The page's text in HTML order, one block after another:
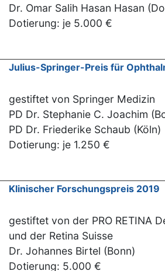
Dr. Omar Salih Hasan Hasan
Dotierung: je 5.000 €
Julius-Springer-Preis für
gestiftet von Springer Medizin
PD Dr. Stephanie C. Joachim
PD Dr. Friederike Schaub (Köln)
Dotierung: je 1.250 €
Klinischer Forschungspreis 2019
gestiftet von der PRO RETINA
und der Retina Suisse
Dr. Johannes Birtel (Bonn)
Dotierung: 5.000 €